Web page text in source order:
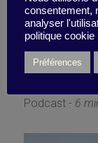
– je
moi
Podcast - 6
consentement,
analyser
politique
Préférences